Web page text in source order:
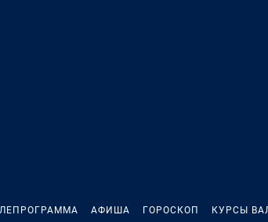
АФИША ГОРОСКОП КУРСЫ